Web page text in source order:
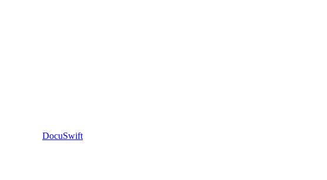
DocuSwift